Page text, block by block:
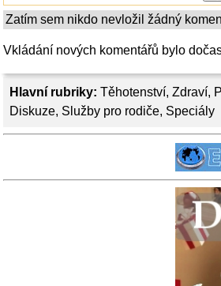
Hlavní rubriky: Těhotenství, Zdraví,
Diskuze, Služby pro rodiče, Speciály
Zatím sem nikdo nevložil žádný
Vkládání nových komentářů bylo